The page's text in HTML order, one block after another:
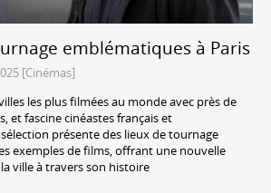
emblématiques à Paris
[Cinémas]
les plus filmées au monde avec près de
et fascine cinéastes français et
présente des lieux de tournage
exemples de films, offrant une nouvelle
ville à travers son histoire